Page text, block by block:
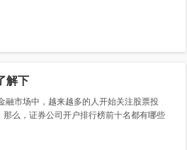
解下
融市场中，越来越多的人开始关注股票投
么，证券公司开户排行榜前十名都有哪些